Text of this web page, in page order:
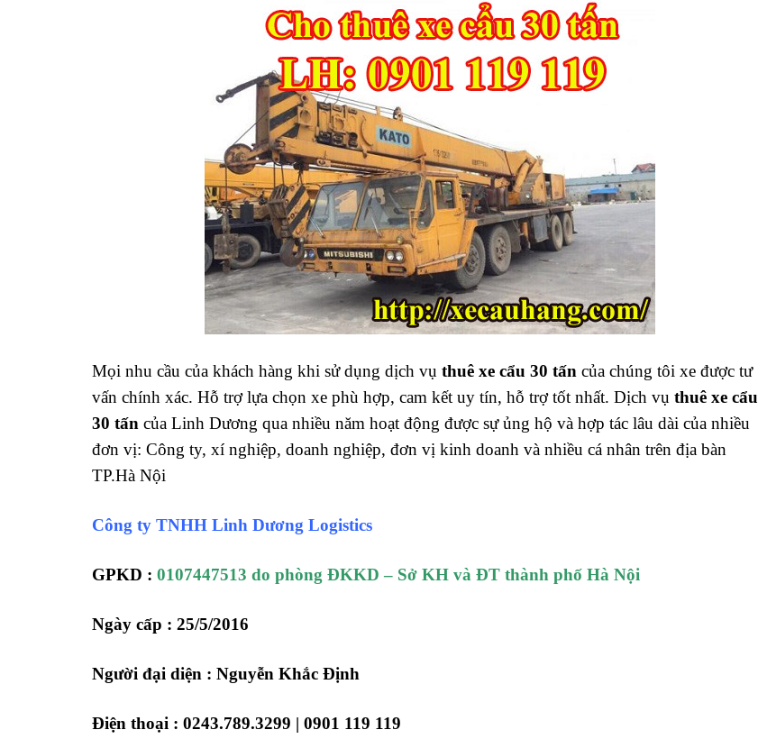
Mọi nhu cầu của khách hàng khi sử dụng dịch vụ thuê xe cẩu 30 tấn của chúng tôi xe được tư
vấn chính xác. Hỗ trợ lựa chọn xe phù hợp, cam kết uy tín, hỗ trợ tốt nhất. Dịch vụ thuê xe cẩu
30 tấn của Linh Dương qua nhiều năm hoạt động được sự ủng hộ và hợp tác lâu dài của nhiều
đơn vị: Công ty, xí nghiệp, doanh nghiệp, đơn vị kinh doanh và nhiều cá nhân trên địa bàn
TP.Hà Nội
Công ty TNHH Linh Dương Logistics
GPKD : 0107447513 do phòng ĐKKD – Sở KH và ĐT thành phố Hà Nội
Ngày cấp : 25/5/2016
Người đại diện : Nguyễn Khắc Định
Điện thoại : 0243.789.3299 | 0901 119 119